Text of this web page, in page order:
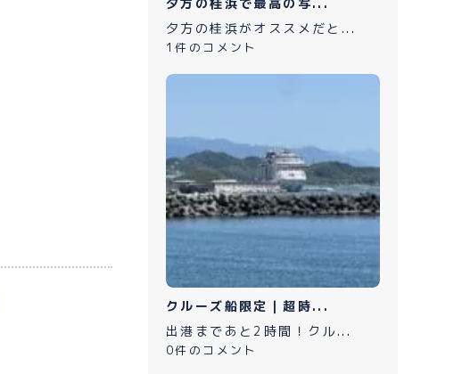
夕方の桂浜がオススメだと...
1件のコメント
クルーズ船限定｜超時...
出港まであと2時間！クル...
0件のコメント